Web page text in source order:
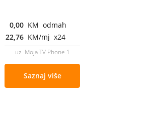
0,00 KM odmah
22,76 KM/mj x24
uz Moja TV Phone 1
Saznaj više